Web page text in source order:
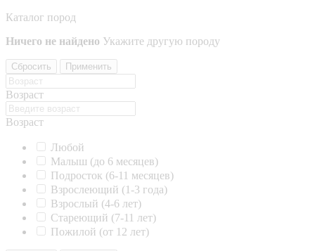
Каталог пород
Ничего не найдено Укажите другую породу
Сбросить Применить
Возраст
Возраст
Любой
Малыш (до 6 месяцев)
Подросток (6-11 месяцев)
Взрослеющий (1-3 года)
Взрослый (4-6 лет)
Стареющий (7-11 лет)
Пожилой (от 12 лет)